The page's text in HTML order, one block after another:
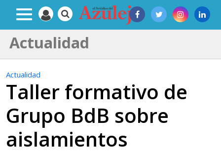
Actualidad
Actualidad
Taller formativo de
Grupo BdB sobre
aislamientos